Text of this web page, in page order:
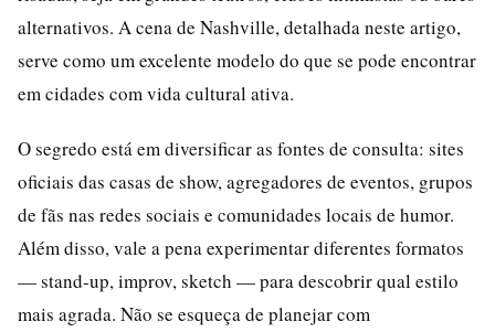
alternativos. A cena de Nashville, detalhada neste artigo,
serve como um excelente modelo do que se pode encontrar
em cidades com vida cultural ativa.
O segredo está em diversificar as fontes de consulta: sites
oficiais das casas de show, agregadores de eventos, grupos
de fãs nas redes sociais e comunidades locais de humor.
Além disso, vale a pena experimentar diferentes formatos
— stand-up, improv, sketch — para descobrir qual estilo
mais agrada. Não se esqueça de planejar com